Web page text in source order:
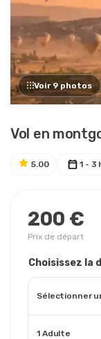
Voir 9 photos
Vol en
5.00 1 - 3
200 €
Prix ​​de départ
Choisissez la
Sélectionner
1 Adulte